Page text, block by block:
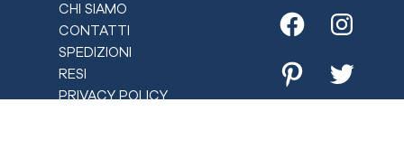
CHI SIAMO
CONTATTI
SPEDIZIONI
RESI
PRIVACY POLICY
Facebook
PinterestTwitter